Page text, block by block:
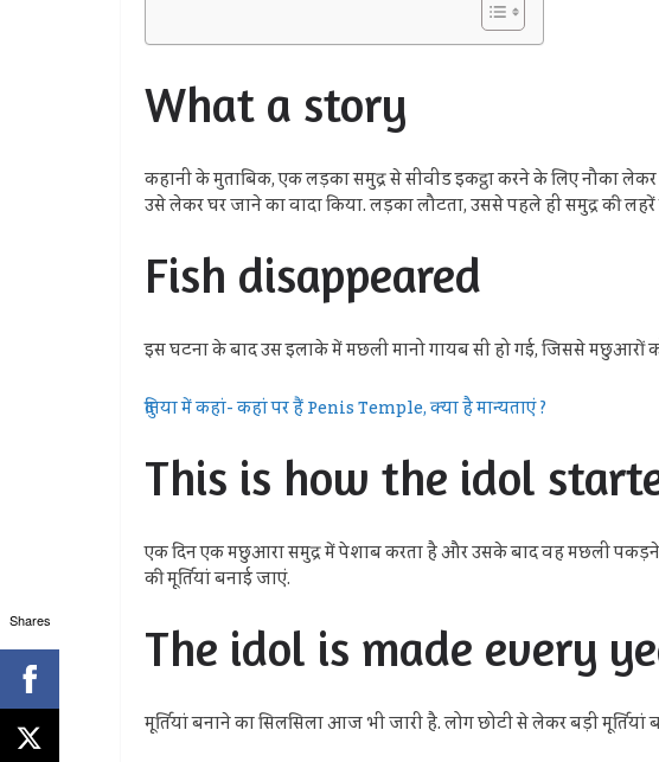
What a story
कहानी के मुताबिक, एक लड़का समुद्र से सीवीड इकट्ठा करने के लिए नौका
उसे लेकर घर जाने का वादा किया. लड़का लौटता, उससे पहले ही समुद्र की
Fish disappeared
इस घटना के बाद उस इलाके में मछली मानो गायब सी हो गई, जिससे मछुआरों
दुनिया में कहां- कहां पर हैं Penis Temple, क्या है मान्यताएं ?
This is how the idol
एक दिन एक मछुआरा समुद्र में पेशाब करता है और उसके बाद वह मछली
की मूर्तियां बनाई जाएं.
The idol is made every
मूर्तियां बनाने का सिलसिला आज भी जारी है. लोग छोटी से लेकर बड़ी
Shares